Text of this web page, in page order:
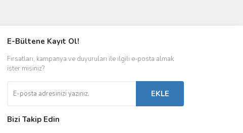
E-Bültene Kayıt Ol!
Fırsatları, kampanya ve duyuruları ile ilgili e-posta almak
ister misiniz?
EKLE
Bizi Takip Edin